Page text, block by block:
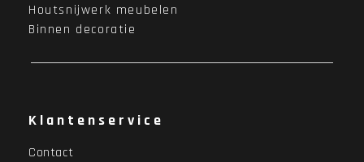
Houtsnijwerk meubelen
Binnen decoratie
Klantenservice
Contact